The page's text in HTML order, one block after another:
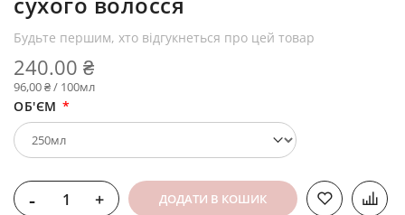
Будьте першим, хто відгукнеться про цей товар
240.00 ₴
96,00 ₴ / 100мл
ОБ'ЄМ
- + ДОДАТИ В КОШИК